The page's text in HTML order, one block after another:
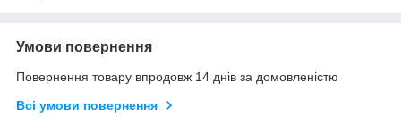
Умови повернення
Повернення товару впродовж 14 днів за домовленістю
Всі умови повернення